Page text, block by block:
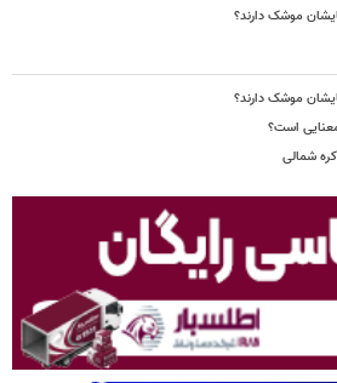
موشک‌ دارند؟
موشک‌ دارند؟
شمالی